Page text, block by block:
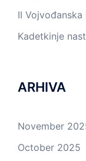
II Vojvođanska
Kadetkinje
ARHIVA
November
October 2025